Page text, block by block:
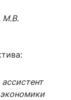
М.В.
ассистент